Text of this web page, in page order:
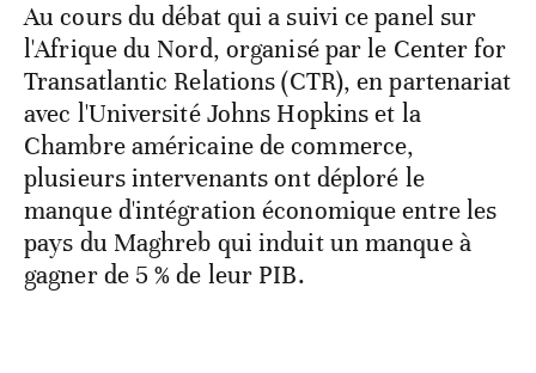
Au cours du débat qui a suivi ce panel sur
l'Afrique du Nord, organisé par le Center for
Transatlantic Relations (CTR), en partenariat
avec l'Université Johns Hopkins et la
Chambre américaine de commerce,
plusieurs intervenants ont déploré le
manque d'intégration économique entre les
pays du Maghreb qui induit un manque à
gagner de 5 % de leur PIB.